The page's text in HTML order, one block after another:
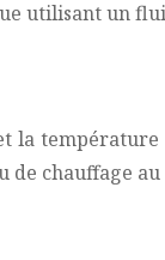
utilisant un
la
de chauffage au